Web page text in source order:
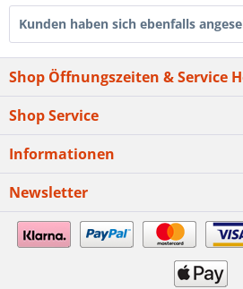
Kunden haben sich ebenfalls
Shop Öffnungszeiten & Service
Shop Service
Informationen
Newsletter